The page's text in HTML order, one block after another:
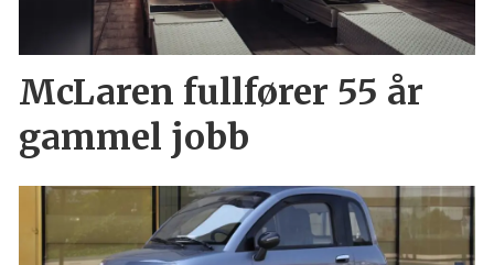
McLaren fullfører 55 år
gammel jobb